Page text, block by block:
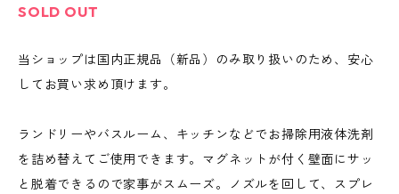
SOLD OUT
当ショップは国内正規品（新品）のみ取り扱いのため、安心
してお買い求め頂けます。
ランドリーやバスルーム、キッチンなどでお掃除用液体洗剤
を詰め替えてご使用できます。マグネットが付く壁面にサッ
と脱着できるので家事がスムーズ。ノズルを回して、スプレ